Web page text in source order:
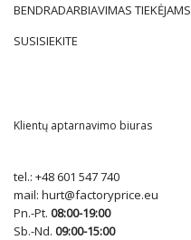
BENDRADARBIAVIMAS TIEKĖJAMS
SUSISIEKITE
Klientų aptarnavimo biuras
tel.: +48 601 547 740
mail: hurt@factoryprice.eu
Pn.-Pt. 08:00-19:00
Sb.-Nd. 09:00-15:00